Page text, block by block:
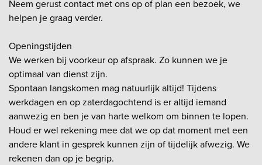
Neem gerust contact met ons op of plan een bezoek, we
helpen je graag verder.
Openingstijden
We werken bij voorkeur op afspraak. Zo kunnen we je
optimaal van dienst zijn.
Spontaan langskomen mag natuurlijk altijd! Tijdens
werkdagen en op zaterdagochtend is er altijd iemand
aanwezig en ben je van harte welkom om binnen te lopen.
Houd er wel rekening mee dat we op dat moment met een
andere klant in gesprek kunnen zijn of tijdelijk afwezig. We
rekenen dan op je begrip.